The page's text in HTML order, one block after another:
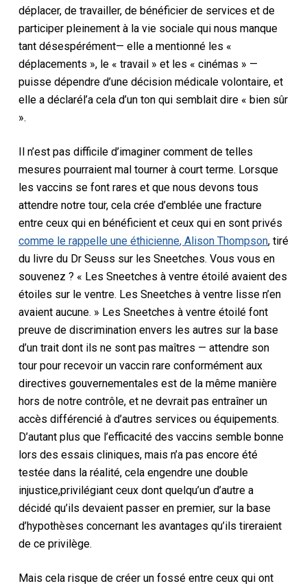
déplacer, de travailler, de bénéficier de services et de
participer pleinement à la vie sociale qui nous manque
tant désespérément— elle a mentionné les «
déplacements », le « travail » et les « cinémas » —
puisse dépendre d’une décision médicale volontaire, et
elle a déclarél’acela d’un ton qui semblait dire « bien sûr
».
Il n’est pas difficile d’imaginer comment de telles
mesures pourraient mal tourner à court terme. Lorsque
les vaccins se font rares et que nous devons tous
attendre notre tour, cela crée d’emblée une fracture
entre ceux qui en bénéficient et ceux qui en sont privés
comme le rappelle une éthicienne, Alison Thompson, tiré
du livre du Dr Seuss sur les Sneetches. Vous vous en
souvenez ? « Les Sneetches à ventre étoilé avaient des
étoiles sur le ventre. Les Sneetches à ventre lisse n’en
avaient aucune. » Les Sneetches à ventre étoilé font
preuve de discrimination envers les autres sur la base
d’un trait dont ils ne sont pas maîtres — attendre son
tour pour recevoir un vaccin rare conformément aux
directives gouvernementales est de la même manière
hors de notre contrôle, et ne devrait pas entraîner un
accès différencié à d’autres services ou équipements.
D’autant plus que l’efficacité des vaccins semble bonne
lors des essais cliniques, mais n’a pas encore été
testée dans la réalité, cela engendre une double
injustice,privilégiant ceux dont quelqu’un d’autre a
décidé qu’ils devaient passer en premier, sur la base
d’hypothèses concernant les avantages qu’ils tireraient
de ce privilège.
Mais cela risque de créer un fossé entre ceux qui ont